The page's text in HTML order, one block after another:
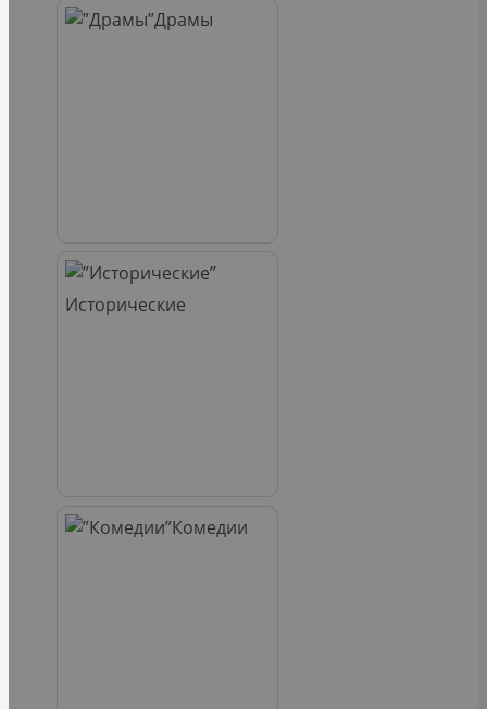
Драмы
Исторические
Комедии